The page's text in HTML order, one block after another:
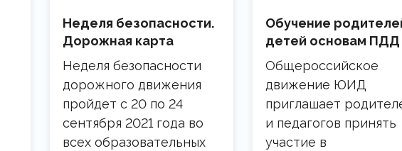
Неделя безопасности.
Дорожная карта
Неделя безопасности
дорожного движения
пройдет с 20 по 24
сентября 2021 года во
всех образовательных
Обучение
детей основам ПДД
Общероссийское
движение ЮИД
приглашает
и педагогов принять
участие в